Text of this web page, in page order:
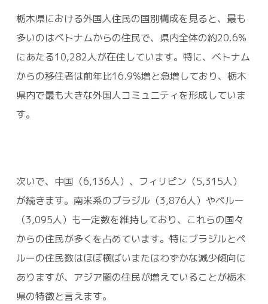
栃木県における外国人住民の国別構成を見ると、最も
多いのはベトナムからの住民で、県内全体の約20.6%
にあたる10,282人が在住しています。特に、ベトナム
からの移住者は前年比16.9%増と急増しており、栃木
県内で最も大きな外国人コミュニティを形成していま
す。
次いで、中国（6,136人）、フィリピン（5,315人）
が続きます。南米系のブラジル（3,876人）やペルー
（3,095人）も一定数を維持しており、これらの国々
からの住民が多くを占めています。特にブラジルとペ
ルーの住民数はほぼ横ばいまたはわずかな減少傾向に
ありますが、アジア圏の住民が増えていることが栃木
県の特徴と言えます。